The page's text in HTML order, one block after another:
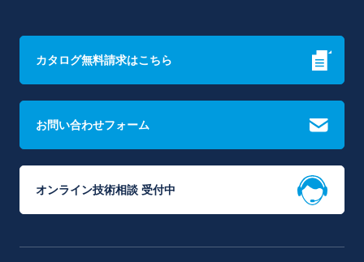
カタログ無料請求はこちら
お問い合わせフォーム
オンライン技術相談 受付中